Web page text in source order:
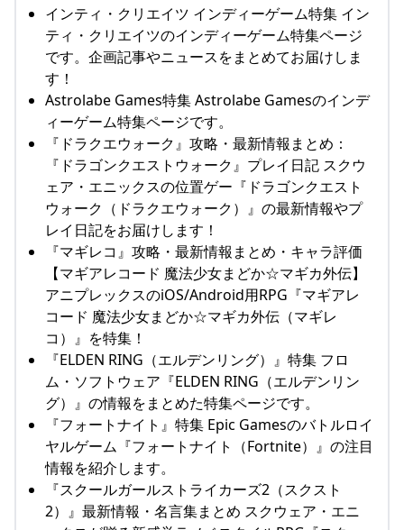
インティ・クリエイツ インディーゲーム特集 イン
ティ・クリエイツのインディーゲーム特集ページ
です。企画記事やニュースをまとめてお届けしま
す！
Astrolabe Games特集 Astrolabe Gamesのインデ
ィーゲーム特集ページです。
『ドラクエウォーク』攻略・最新情報まとめ：
『ドラゴンクエストウォーク』プレイ日記 スクウ
ェア・エニックスの位置ゲー『ドラゴンクエスト
ウォーク（ドラクエウォーク）』の最新情報やプ
レイ日記をお届けします！
『マギレコ』攻略・最新情報まとめ・キャラ評価
【マギアレコード 魔法少女まどか☆マギカ外伝】
アニプレックスのiOS/Android用RPG『マギアレ
コード 魔法少女まどか☆マギカ外伝（マギレ
コ）』を特集！
『ELDEN RING（エルデンリング）』特集 フロ
ム・ソフトウェア『ELDEN RING（エルデンリン
グ）』の情報をまとめた特集ページです。
『フォートナイト』特集 Epic Gamesのバトルロイ
ヤルゲーム『フォートナイト（Fortnite）』の注目
情報を紹介します。
『スクールガールストライカーズ2（スクスト
2）』最新情報・名言集まとめ スクウェア・エニ